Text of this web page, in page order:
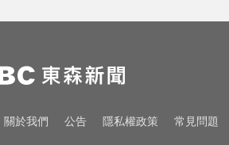
享壽71歲
跨國販毒！埃及女星被判
歲女友「3碩1博」造
關於我們 公告 隱私權政策 常見問題